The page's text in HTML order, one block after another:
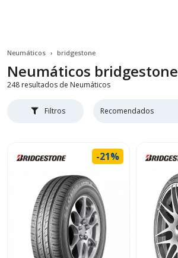
Neumáticos bridgestone
Neumáticos bridgestone
248 resultados de Neumáticos
Filtros Recomendados
-21%